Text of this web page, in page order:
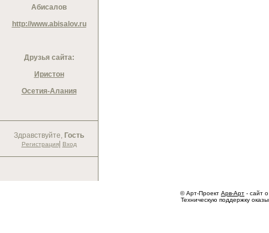
Абисалов
http://www.abisalov.ru
Друзья сайта:
Иристон
Осетия-Алания
Здравствуйте, Гость
Регистрация| Вход
© Арт-Проект Арв-Арт - сайт
Техническую поддержку